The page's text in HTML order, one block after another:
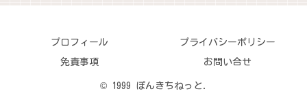
プロフィール プライバシーポリシー
免責事項 お問い合せ
© 1999 ぽんきちねっと.